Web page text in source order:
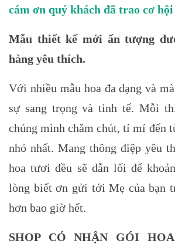
cám ơn quý khách đã trao cơ
Mẫu thiết kế mới ấn tượng
hàng yêu thích.
Với nhiều mẫu hoa đa dạng và
sự sang trọng và tinh tế. Mỗi
chúng mình chăm chút, tỉ mỉ đến
nhỏ nhất. Mang thông điệp yêu
hoa tươi đều sẽ dẫn lối để
lòng biết ơn gửi tới Mẹ của bạn
hơn bao giờ hết.
SHOP CÓ NHẬN GÓI